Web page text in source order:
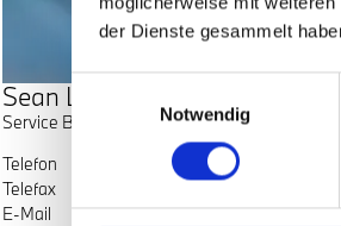
der Dienste gesammelt
Einwilligungsauswahl
Notwendig
Sean Laub
Service Berater
Telefon
Telefax
E-Mail